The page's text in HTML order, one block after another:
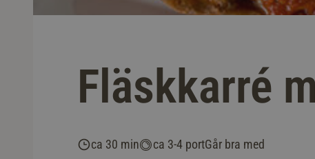
Fläskkarré
ca 30 min ca 3-4 portGår bra med